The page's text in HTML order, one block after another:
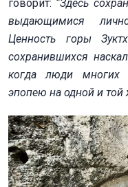
говорит: “Здесь
выдающимися
Ценность горы
сохранившихся
когда люди многих
эпопею на одной и той